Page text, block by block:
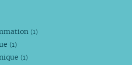
(1)
(1)
(1)